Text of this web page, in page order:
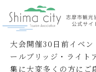
「英虞湾サンセット＆
ップクルーズ」の抽選
10/11（土）に実施予
大会開催30日前イベ
ールブリッジ・ライト
集に大変多くの方にご